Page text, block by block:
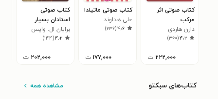
کتاب صوتی اثر
مرکب
دارن هاردی
۴٫۲(۳۶۰)
۲۲۲,۰۰۰ ت
کتاب صوتی ماتیلدا
علی هداوند
۴٫۶(۲۳۶)
۱۷۷,۰۰۰ ت
کتاب صوتی
استادان بسیار
زندگی‌ های بسیار
برایان ال‌. وایس
۴٫۲(۱۴۴)
۲۰۲,۰۰۰ ت
کتاب‌های سبکتو مشاهده همه